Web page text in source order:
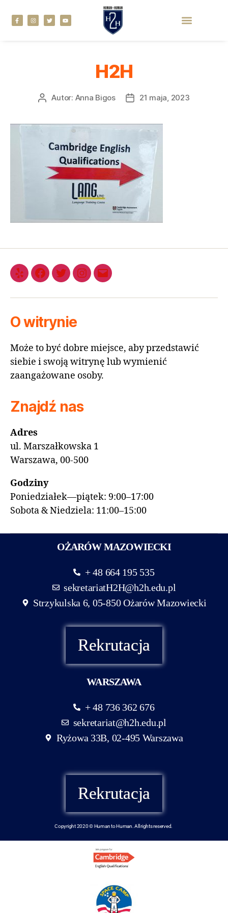
H2H
Autor: Anna Bigos 21 maja, 2023
O witrynie
Może to być dobre miejsce, aby przedstawić
siebie i swoją witrynę lub wymienić
zaangażowane osoby.
Znajdź nas
Adres
ul. Marszałkowska 1
Warszawa, 00-500
Godziny
Poniedziałek—piątek: 9:00–17:00
Sobota & Niedziela: 11:00–15:00
OŻARÓW MAZOWIECKI
+ 48 664 195 535
sekretariatH2H@h2h.edu.pl
Strzykulska 6, 05-850 Ożarów Mazowiecki
Rekrutacja
WARSZAWA
+ 48 736 362 676
sekretariat@h2h.edu.pl
Ryżowa 33B, 02-495 Warszawa
Rekrutacja
Copyright 2020 © Human to Human. All rights reserved.